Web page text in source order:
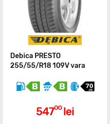
Debica PRESTO
255/55/R18 109V vara
54700 lei